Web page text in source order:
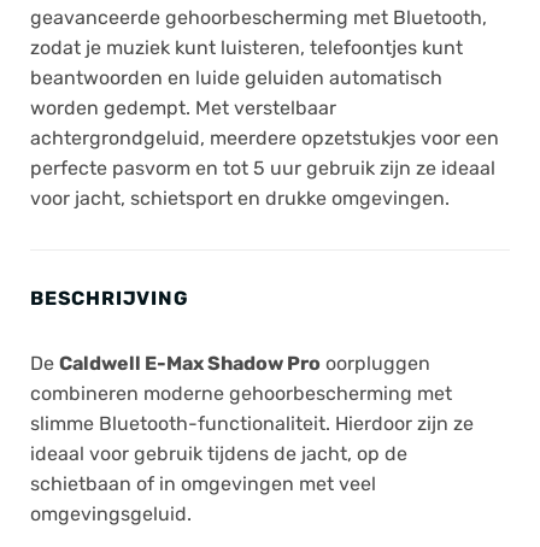
geavanceerde gehoorbescherming met Bluetooth,
zodat je muziek kunt luisteren, telefoontjes kunt
beantwoorden en luide geluiden automatisch
worden gedempt. Met verstelbaar
achtergrondgeluid, meerdere opzetstukjes voor een
perfecte pasvorm en tot 5 uur gebruik zijn ze ideaal
voor jacht, schietsport en drukke omgevingen.
BESCHRIJVING
De Caldwell E-Max Shadow Pro oorpluggen
combineren moderne gehoorbescherming met
slimme Bluetooth-functionaliteit. Hierdoor zijn ze
ideaal voor gebruik tijdens de jacht, op de
schietbaan of in omgevingen met veel
omgevingsgeluid.